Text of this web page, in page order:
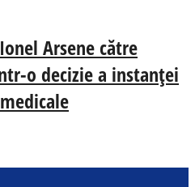
Arsene către
o decizie a instanței